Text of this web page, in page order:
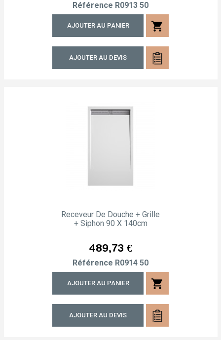
Référence R0913 50
AJOUTER AU PANIER shopping_cart
AJOUTER AU DEVIS
Receveur De Douche + Grille
+ Siphon 90 X 140cm
Prix
489,73 €
Référence R0914 50
AJOUTER AU PANIER shopping_cart
AJOUTER AU DEVIS